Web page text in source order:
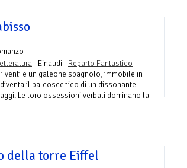
- Einaudi - Reparto Fantastico
venti e un galeone spagnolo, immobile in
il palcoscenico di un dissonante
Le loro ossessioni verbali dominano la
della torre Eiffel